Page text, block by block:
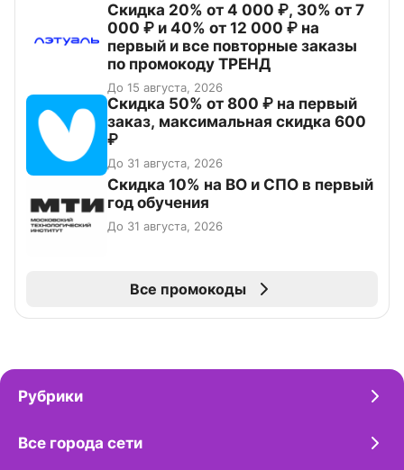
Скидка 20% от 4 000 ₽, 30% от 7
000 ₽ и 40% от 12 000 ₽ на
первый и все повторные заказы
по промокоду ТРЕНД
До 15 августа, 2026
Скидка 50% от 800 ₽ на первый
заказ, максимальная скидка 600
₽
До 31 августа, 2026
Скидка 10% на ВО и СПО в первый
год обучения
До 31 августа, 2026
Все промокоды
Рубрики
Все города сети